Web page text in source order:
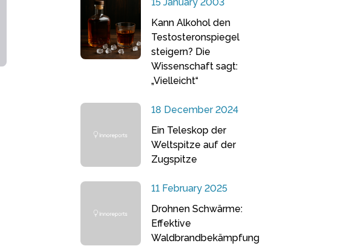
Kann Alkohol den
Testosteronspiegel
steigern? Die
Wissenschaft sagt:
„Vielleicht“
18 December 2024
Ein Teleskop der
Weltspitze auf der
Zugspitze
11 February 2025
Drohnen Schwärme:
Effektive
Waldbrandbekämpfung